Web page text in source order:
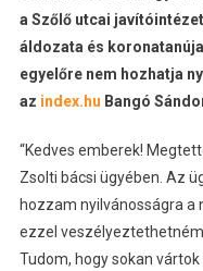
a Szőlő utcai
áldozata és
egyelőre nem hozhatja
az index.hu Bangó
“Kedves emberek!
Zsolti bácsi ügyében. Az
hozzam nyilvánosságra
ezzel
Tudom, hogy sokan